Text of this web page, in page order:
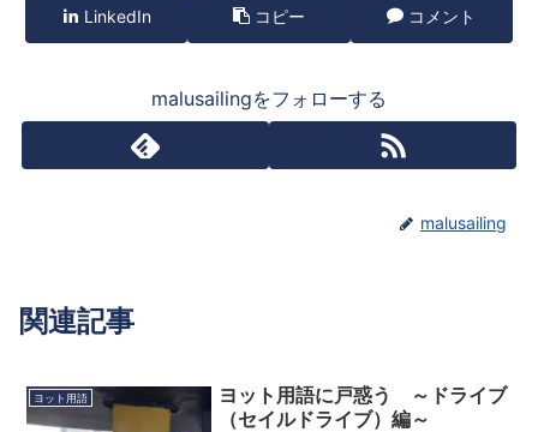
LinkedIn コピー コメント
malusailingをフォローする
malusailing
関連記事
ヨット用語
ヨット用語に戸惑う ～ドライブ
（セイルドライブ）編～